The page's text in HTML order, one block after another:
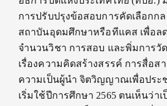
การปรับปรุงข้อสอบการคัดเลือกก
สถาบันอุดมศึกษาหรือทีแคส เพื่อล
จำนวนวิชา การสอบ และพิ่มการวั
เรื่องความคิดสร้างสรรค์ การสื่อส
ความเป็นผู้นำ จิตวิญญาณเพื่อประ
เริ่มใช้ปีการศึกษา 2565 ตนเห็นว่า